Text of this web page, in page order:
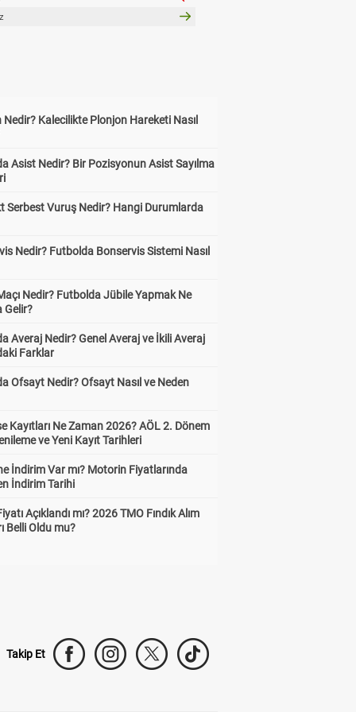
Nedir? Kalecilikte Plonjon Hareketi Nasıl
Asist Nedir? Bir Pozisyonun Asist Sayılma
Serbest Vuruş Nedir? Hangi Durumlarda
Nedir? Futbolda Bonservis Sistemi Nasıl
Nedir? Futbolda Jübile Yapmak Ne
Gelir?
Averaj Nedir? Genel Averaj ve İkili Averaj
Farklar
Ofsayt Nedir? Ofsayt Nasıl ve Neden
Kayıtları Ne Zaman 2026? AÖL 2. Dönem
ve Yeni Kayıt Tarihleri
İndirim Var mı? Motorin Fiyatlarında
İndirim Tarihi
Açıklandı mı? 2026 TMO Fındık Alım
Belli Oldu mu?
Takip Et